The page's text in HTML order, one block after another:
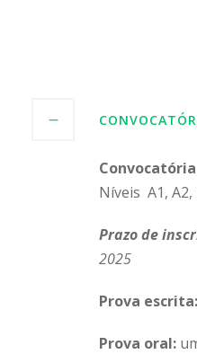
Níveis A1, A2,
Prazo de
2025
Prova escrita:
Prova oral: